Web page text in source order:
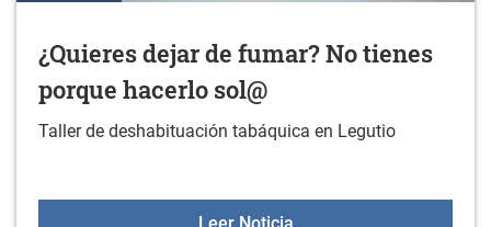
¿Quieres dejar de fumar? No tienes
porque hacerlo sol@
Taller de deshabituación tabáquica en Legutio
¿Quieres dejar de